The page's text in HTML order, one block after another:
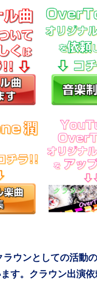
ラウンとしての活動
す。クラウン出演依